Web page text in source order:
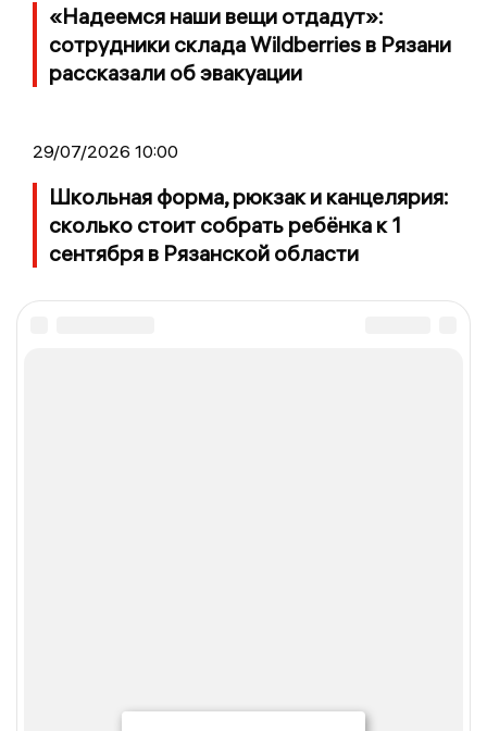
«Надеемся наши вещи отдадут»:
сотрудники склада Wildberries в Рязани
рассказали об эвакуации
29/07/2026 10:00
Школьная форма, рюкзак и канцелярия:
сколько стоит собрать ребёнка к 1
сентября в Рязанской области